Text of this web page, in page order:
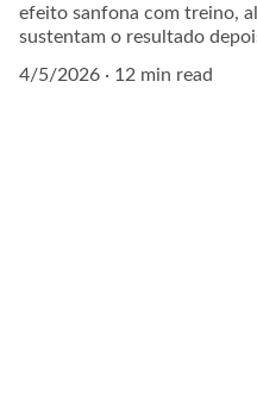
efeito sanfona com treino,
sustentam o resultado
4/5/2026
12 min read